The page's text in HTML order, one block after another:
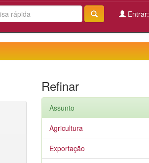
Entrar:
Refinar
Assunto
Agricultura
Exportação